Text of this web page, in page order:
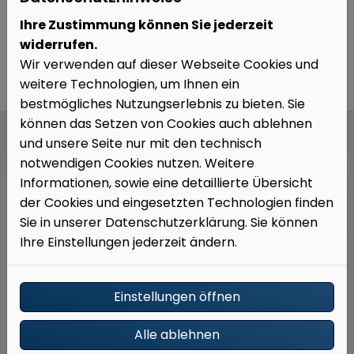
Unser Angebot für Sie
Individuelle Planung und Beratung
Gemeinsam definieren wir Ihre Wünsche und
Ihre Zustimmung können Sie jederzeit
widerrufen.
Wir verwenden auf dieser Webseite Cookies und
weitere Technologien, um Ihnen ein
bestmögliches Nutzungserlebnis zu bieten. Sie
können das Setzen von Cookies auch ablehnen
und unsere Seite nur mit den technisch
notwendigen Cookies nutzen. Weitere
Informationen, sowie eine detaillierte Übersicht
der Cookies und eingesetzten Technologien finden
Sie in unserer Datenschutzerklärung. Sie können
Ihre Einstellungen jederzeit ändern.
Einstellungen öffnen
Alle ablehnen